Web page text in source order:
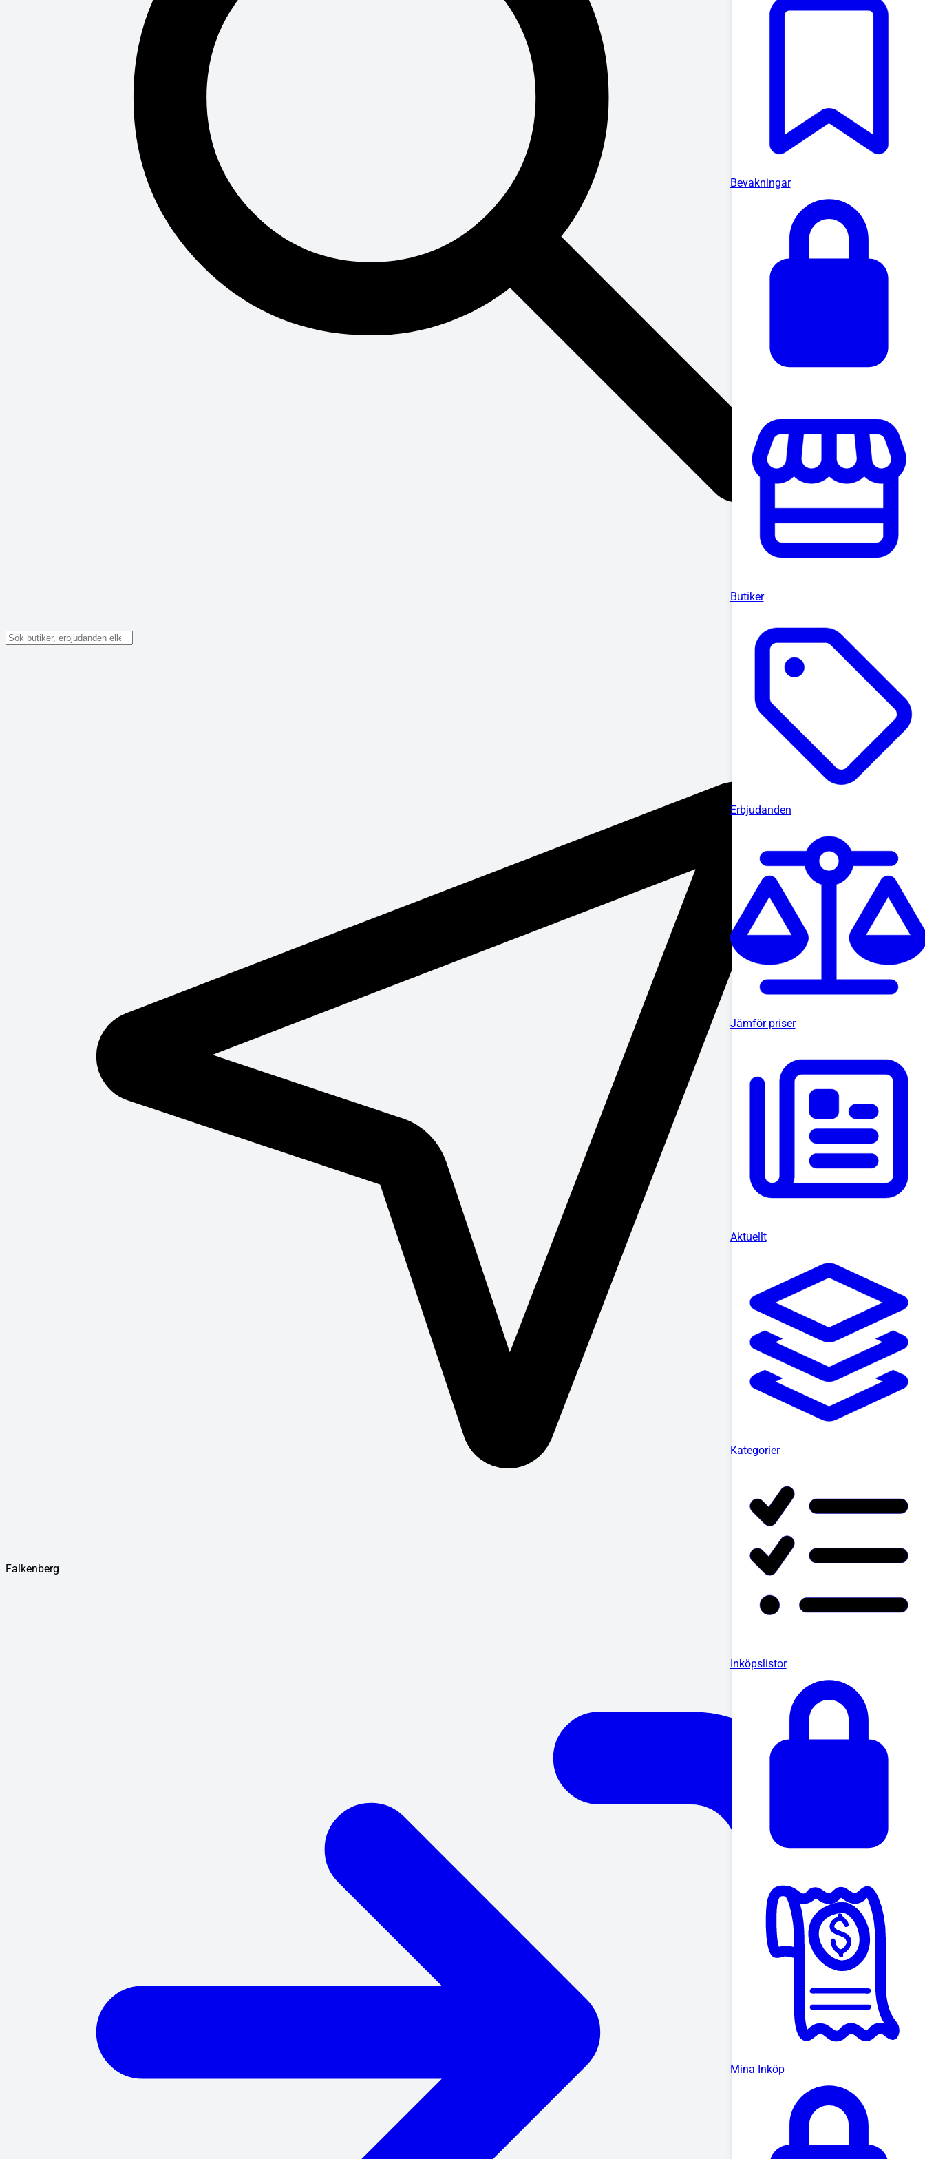
Falkenberg
Bevakningar
Butiker
Erbjudanden
Jämför priser
Aktuellt
Kategorier
Inköpslistor
Mina Inköp